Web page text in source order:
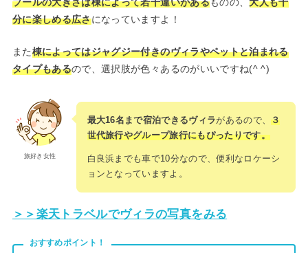
分に楽しめる広さになっていますよ！
また棟によってはジャグジー付きのヴィラやペットと泊まれる
タイプもあるので、選択肢が色々あるのがいいですね(^ ^)
旅好き女性
最大16名まで宿泊できるヴィラがあるので、３
世代旅行やグループ旅行にもぴったりです。
白良浜までも車で10分なので、便利なロケーシ
ョンとなっていますよ。
＞＞楽天トラベルでヴィラの写真をみる
おすすめポイント！